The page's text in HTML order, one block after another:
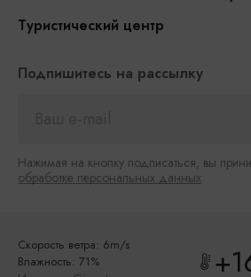
Туристический центр
Подпишитесь на рассылку
Нажимая на кнопку подписаться, вы
обработке персональных данных
Скорость ветра: 6m/s
Влажность: 71%